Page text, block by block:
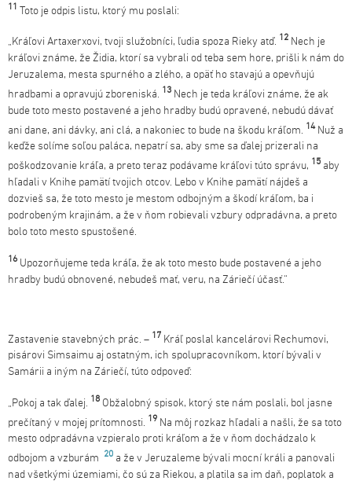
11 Toto je odpis listu, ktorý mu poslali:
„Kráľovi Artaxerxovi, tvoji služobníci, ľudia spoza Rieky atď. 12 Nech je
kráľovi známe, že Židia, ktorí sa vybrali od teba sem hore, prišli k nám do
Jeruzalema, mesta spurného a zlého, a opäť ho stavajú a opevňujú
hradbami a opravujú zboreniská. 13 Nech je teda kráľovi známe, že ak
bude toto mesto postavené a jeho hradby budú opravené, nebudú dávať
ani dane, ani dávky, ani clá, a nakoniec to bude na škodu kráľom. 14 Nuž a
keďže solíme soľou paláca, nepatrí sa, aby sme sa ďalej prizerali na
poškodzovanie kráľa, a preto teraz podávame kráľovi túto správu, 15 aby
hľadali v Knihe pamätí tvojich otcov. Lebo v Knihe pamätí nájdeš a
dozvieš sa, že toto mesto je mestom odbojným a škodí kráľom, ba i
podrobeným krajinám, a že v ňom robievali vzbury odpradávna, a preto
bolo toto mesto spustošené.
16 Upozorňujeme teda kráľa, že ak toto mesto bude postavené a jeho
hradby budú obnovené, nebudeš mať, veru, na Záriečí účasť.“
Zastavenie stavebných prác. – 17 Kráľ poslal kancelárovi Rechumovi,
pisárovi Simsaimu aj ostatným, ich spolupracovníkom, ktorí bývali v
Samárii a iným na Záriečí, túto odpoveď:
„Pokoj a tak ďalej. 18 Obžalobný spisok, ktorý ste nám poslali, bol jasne
prečítaný v mojej prítomnosti. 19 Na môj rozkaz hľadali a našli, že sa toto
mesto odpradávna vzpieralo proti kráľom a že v ňom dochádzalo k
odbojom a vzburám 20 a že v Jeruzaleme bývali mocní králi a panovali
nad všetkými územiami, čo sú za Riekou, a platila sa im daň, poplatok a